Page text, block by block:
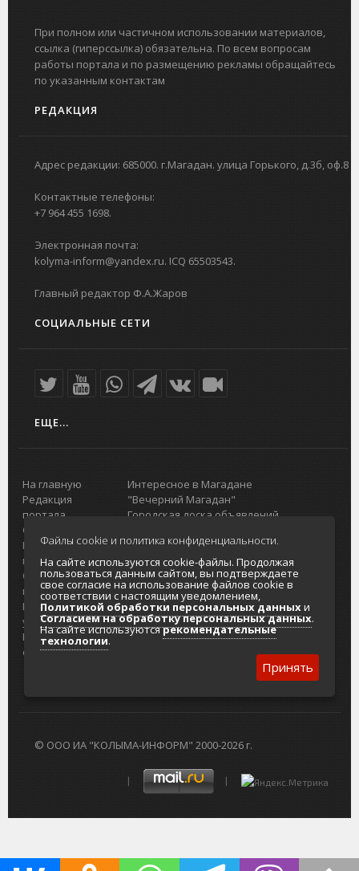
При полном или частичном использовании материалов,
ссылка (гиперссылка) обязательна. По всем вопросам
работы портала и по размещению рекламы обращайтесь
по указанным контактам
РЕДАКЦИЯ
Адрес редакции: 685000. г.Магадан. улица Горького, д.3б, оф.8
Контактные телефоны:
+7 964 455 1698.
Электронная почта:
kolyma-inform@yandex.ru. ICQ 65503543.
Главный редактор Ф.А.Жаров
СОЦИАЛЬНЫЕ СЕТИ
ЕЩЕ...
На главную
Редакция
портала
О проекте
Реклама на
портале
Отзывы и
предложения
Интернет-
услуги
Разработка
сайтов
Интересное в Магадане
"Вечерний Магадан"
Городская доска объявлений
Главный туристический портал
Колымы
Политика в отношении обработки
персональных данных
Согласие на обработку персональных
данных
© ООО ИА "КОЛЫМА-ИНФОРМ" 2000-2026 г.
Файлы cookie и политика конфиденциальности.
На сайте используются cookie-файлы. Продолжая
пользоваться данным сайтом, вы подтверждаете
свое согласие на использование файлов cookie в
соответствии с настоящим уведомлением,
Политикой обработки персональных данныхи
Согласием на обработку персональных данных.
На сайте используютсярекомендательные
технологии.
Принять